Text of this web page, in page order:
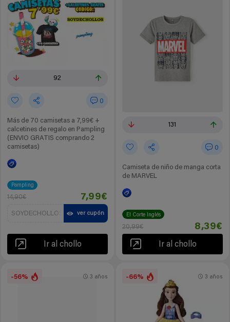
92
0
Más de 70 camisetas a 7,99€ +
calcetines de regalo en Pampling
(ENVIO GRATIS comprando 2
camisetas)
Pampling
14,90€ 7,99€
SOYDECHOLLOS ver cupón
Ir al chollo
131
0
Camiseta de niño de manga corta
de MARVEL
El Corte Inglés
20,99€ 8,39€
Ir al chollo
-56% 3 años -66% 3 años